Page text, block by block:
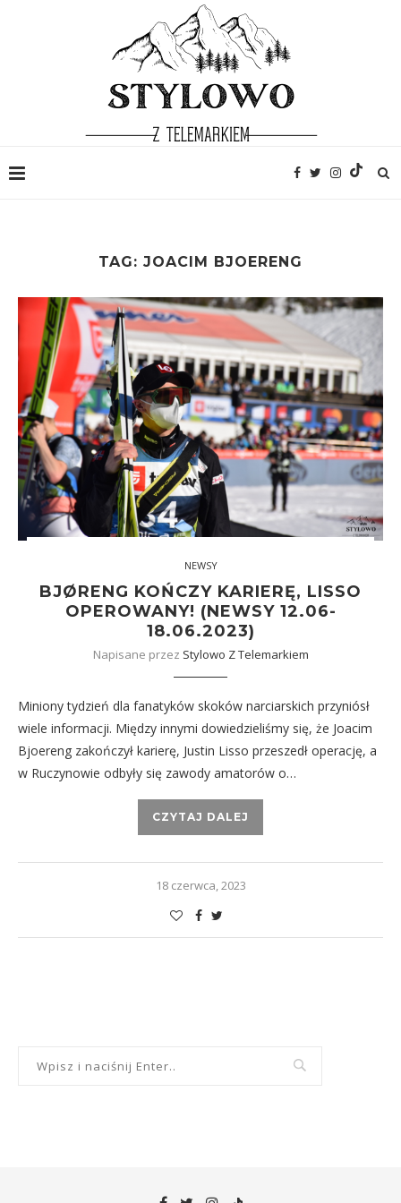
TAG: JOACIM BJOERENG
NEWSY
BJØRENG KOŃCZY KARIERĘ, LISSO
OPEROWANY! (NEWSY 12.06-
18.06.2023)
Napisane przez Stylowo Z Telemarkiem
Miniony tydzień dla fanatyków skoków narciarskich przyniósł
wiele informacji. Między innymi dowiedzieliśmy się, że Joacim
Bjoereng zakończył karierę, Justin Lisso przeszedł operację, a
w Ruczynowie odbyły się zawody amatorów o…
CZYTAJ DALEJ
18 czerwca, 2023